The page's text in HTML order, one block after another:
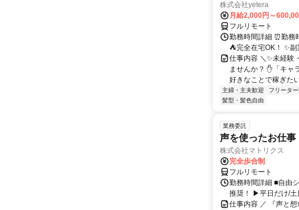
株式会社yetera
月給2,000円～
フルリモート
勤務時間詳細 ⏰勤務
⛺完全在宅OK！ ✨
仕事内容 ＼✨未経験
ませんか？ ✋「キ
好きなことで稼ぎた
主婦・主夫歓迎 フリータ
髪型・髪色自由
業務委託
声を使ったお仕事
株式会社マトリクス
完全歩合制
フルリモート
勤務時間詳細 ■自由
推奨！ ▶平日だけ/土
仕事内容 ／ 『声と